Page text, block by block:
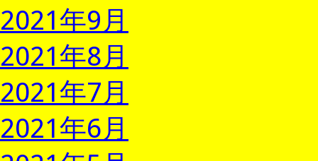
2021年9月
2021年8月
2021年7月
2021年6月